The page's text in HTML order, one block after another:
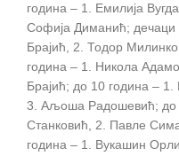
година – 1. Емилија
Софија Диманић; дечаци
Брајић, 2. Тодор
година – 1. Никола
Брајић; до 10 година –
3. Аљоша Радошевић; до
Станковић, 2. Павле
година – 1. Вукашин